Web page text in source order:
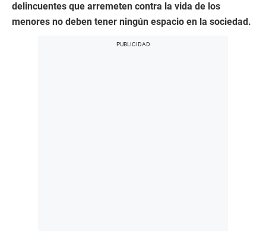
delincuentes que arremeten contra la vida de los
menores no deben tener ningún espacio en la sociedad.